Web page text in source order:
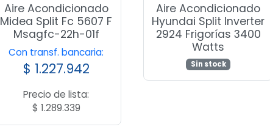
Aire Acondicionado
Midea Split Fc 5607 F
Msagfc-22h-01f
Con transf. bancaria:
$ 1.227.942
Precio de lista:
$ 1.289.339
Aire Acondicionado
Hyundai Split Inverter
2924 Frigorías 3400
Watts
Sin stock